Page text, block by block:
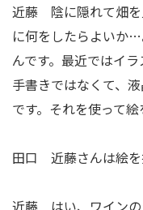
近藤 陰に隠れて畑を
に何をしたらよいか
んです。最近ではイ
手書きではなくて、
です。それを使って絵
田口 近藤さんは絵を
近藤 はい、ワインの